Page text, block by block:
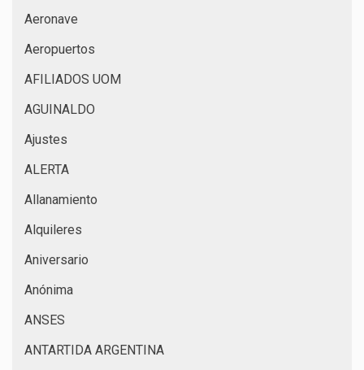
Aeronave
Aeropuertos
AFILIADOS UOM
AGUINALDO
Ajustes
ALERTA
Allanamiento
Alquileres
Aniversario
Anónima
ANSES
ANTARTIDA ARGENTINA